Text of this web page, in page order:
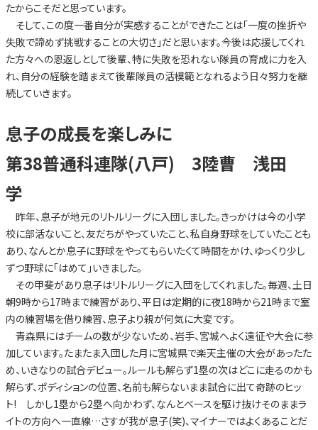
たからこそだと思っています。
そして、この度一番自分が実感することができたことは「一度の挫折や
失敗で諦めず挑戦することの大切さ」だと思います。今後は応援してくれ
た方々への恩返しとして後輩、特に失敗を恐れない隊員の育成に力を入
れ、自分の経験を踏まえて後輩隊員の活模範となれるよう日々努力を継
続していきます。
息子の成長を楽しみに
第38普通科連隊(八戸) 3陸曹 浅田
学
昨年、息子が地元のリトルリーグに入団しました。きっかけは今の小学
校に部活ないこと、友だちがやっていたこと、私自身野球をしていたことも
あり、なんとか息子に野球をやってもらいたくて時間をかけ、ゆっくり少し
ずつ野球に「はめて」いきました。
その甲斐があり息子はリトルリーグに入団をしてくれました。毎週、土日
朝9時から17時まで練習があり、平日は定期的に夜18時から21時まで室
内の練習場を借り練習、息子より親が何気に大変です。
青森県にはチームの数が少ないため、岩手、宮城へよく遠征や大会に参
加しています。たまたま入団した月に宮城県で楽天主催の大会があったた
め、いきなりの試合デビュー。ルールも解らず1塁の次はどこに走るのかも
解らず、ポディションの位置、名前も解らないまま試合に出て奇跡のヒッ
ト! しかし1塁から2塁へ向かわず、なんとベースを駆け抜けそのままラ
イトの方向へ一直線…さすが我が息子(笑)、マイナーではよくあることだ